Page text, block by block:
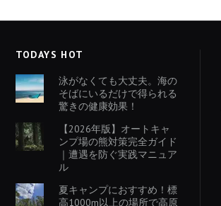
TODAYS HOT
泳がなくても大丈夫。海の
そばにいるだけで得られる
驚きの健康効果！
【2026年版】オートキャ
ンプ場の熊対策完全ガイド
｜遭遇を防ぐ実践マニュア
ル
夏キャンプにおすすめ！標
高1000m以上の場所で高原